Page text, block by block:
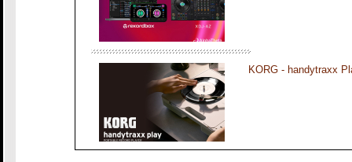
KORG - handytraxx